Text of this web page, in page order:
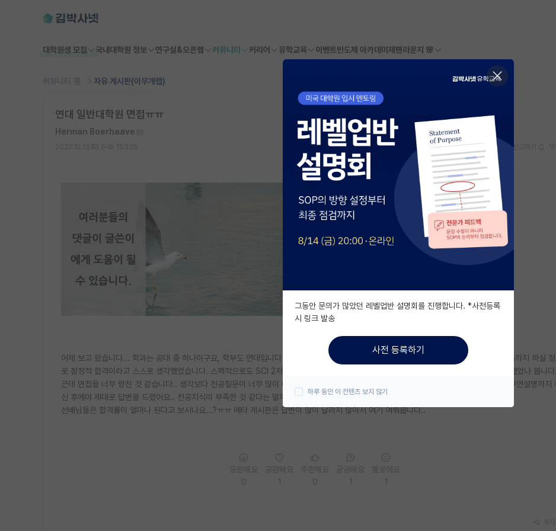
대학원생 모집 국내대학원 정보 연구실&오픈랩 커뮤니티 커리어 유학교육 이벤트반도체 아카데미 재팬라운지 🌸
커뮤니티 홈 자유 게시판(아무개랩)
연대 일반대학원 면접ㅠㅠ
Herman Boerhaave
스크랩 신고하기
어제 보고 왔습니다... 학과는 공대 중 하나이구요, 학부도 연대입니다 (공대x). 교수님과 컨택은 10월에 끝냈고, 방학때부터 출근해달라고 말씀까지 하실 정
로 잠정적 합격이라고 스스로 생각했었습니다. 스펙적으로도 SCI 2저자, 5저자 논문 하나씩 있었고 TOEFL도 만점 가까운 점수라 너무 안일했었나 봅니다.
근데 면접을 너무 망친 것 같습니다.. 생각보다 전공질문이 너무 많이 나왔고, 세 질문 중 처음에 맞게 대답한건 하나 뿐이었습니다. 교수님이 부연설명까지
신 후에야 제대로 답변을 드렸어요.. 전공지식이 부족한 것 같다는 말까지 들었습니다.
선배님들은 합격률이 얼마나 된다고 보시나요...?ㅠㅠ 에타 게시판은 답변이 많이 달리지 않아서 여기 여쭤봅니다..
그동안 문의가 많았던 레벨업반 설명회를 진행합니다. *사전등록
시 링크 발송
사전 등록하기
하루 동안 이 컨텐츠 보지 않기